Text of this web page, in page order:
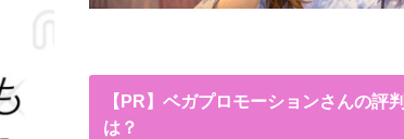
【PR】ベガプロモーションさんの評判
は？